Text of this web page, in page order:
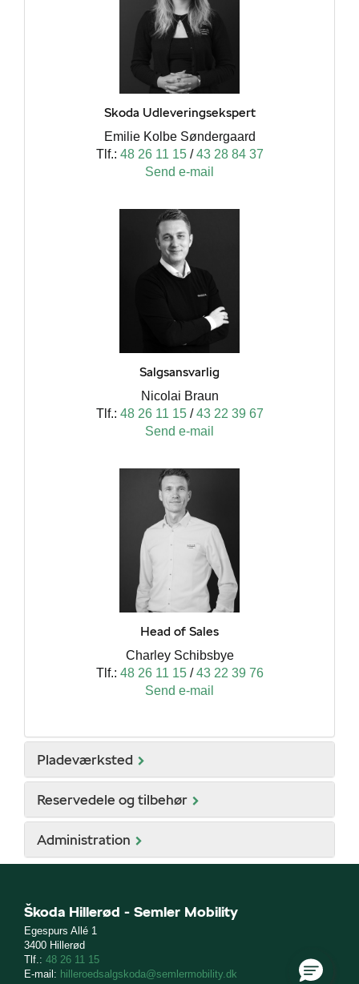
Skoda Udleveringsekspert
Emilie Kolbe Søndergaard
Tlf.: 48 26 11 15/43 28 84 37
Send e-mail
Salgsansvarlig
Nicolai Braun
Tlf.: 48 26 11 15/43 22 39 67
Send e-mail
Head of Sales
Charley Schibsbye
Tlf.: 48 26 11 15/43 22 39 76
Send e-mail
Pladeværksted
Reservedele og tilbehør
Administration
Škoda Hillerød - Semler Mobility
Egespurs Allé 1
3400 Hillerød
Tlf.: 48 26 11 15
E-mail: hilleroedsalgskoda@semlermobility.dk